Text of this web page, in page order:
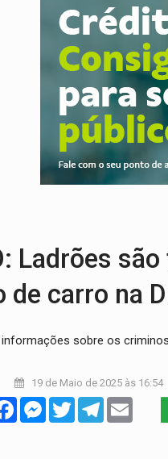
DEFESA:Exército testa
TEMAS
PREVISÃO: Interior de
INFRAESTRUTURA:Após
Coreografia de
ELEIÇÕES 2026:Sgt.
Ladrões
de carro na
sobre os
19 de Maio de 2025 às 16:54
FacebookMessenger
TwitterTelegram